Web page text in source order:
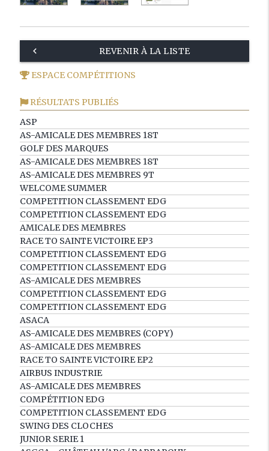
keyboard_arrow_left REVENIR À LA LISTE
ESPACE COMPÉTITIONS
RÉSULTATS PUBLIÉS
ASP
AS-AMICALE DES MEMBRES 18T
GOLF DES MARQUES
AS-AMICALE DES MEMBRES 18T
AS-AMICALE DES MEMBRES 9T
WELCOME SUMMER
COMPETITION CLASSEMENT EDG
COMPETITION CLASSEMENT EDG
AMICALE DES MEMBRES
RACE TO SAINTE VICTOIRE EP3
COMPETITION CLASSEMENT EDG
COMPETITION CLASSEMENT EDG
AS-AMICALE DES MEMBRES
COMPETITION CLASSEMENT EDG
COMPETITION CLASSEMENT EDG
ASACA
AS-AMICALE DES MEMBRES (COPY)
AS-AMICALE DES MEMBRES
RACE TO SAINTE VICTOIRE EP2
AIRBUS INDUSTRIE
AS-AMICALE DES MEMBRES
COMPÉTITION EDG
COMPETITION CLASSEMENT EDG
SWING DES CLOCHES
JUNIOR SERIE 1